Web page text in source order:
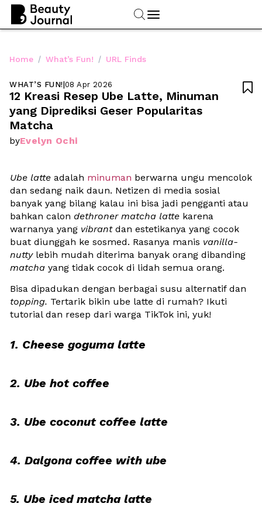
Home / What’s Fun! / URL Finds
WHAT’S FUN!|08 Apr 2026
12 Kreasi Resep Ube Latte, Minuman
yang Diprediksi Geser Popularitas
Matcha
byEvelyn Ochi

Ube latte adalah minuman berwarna ungu mencolok
dan sedang naik daun. Netizen di media sosial
banyak yang bilang kalau ini bisa jadi pengganti atau
bahkan calon dethroner matcha latte karena
warnanya yang vibrant dan estetikanya yang cocok
buat diunggah ke sosmed. Rasanya manis vanilla-
nutty
matcha yang tidak cocok di lidah semua orang.
topping. Tertarik bikin ube latte di rumah? Ikuti
tutorial dan resep dari warga TikTok ini, yuk!
1. Cheese goguma latte
2. Ube hot coffee
3. Ube coconut coffee latte
4. Dalgona coffee with ube
5. Ube iced matcha latte